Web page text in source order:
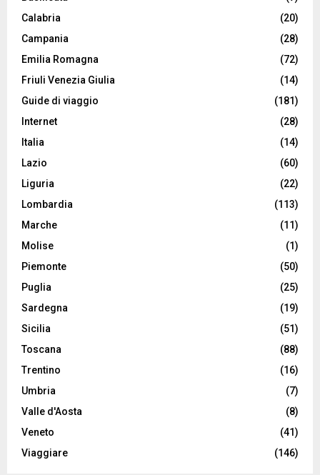
Calabria
(20)
Campania
(28)
Emilia Romagna
(72)
Friuli Venezia Giulia
(14)
Guide di viaggio
(181)
Internet
(28)
Italia
(14)
Lazio
(60)
Liguria
(22)
Lombardia
(113)
Marche
(11)
Molise
(1)
Piemonte
(50)
Puglia
(25)
Sardegna
(19)
Sicilia
(51)
Toscana
(88)
Trentino
(16)
Umbria
(7)
Valle d'Aosta
(8)
Veneto
(41)
Viaggiare
(146)